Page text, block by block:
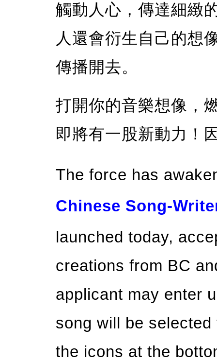
觸動人心，傳達細緻
人還會衍生自己的想
傳播開去。
打開你的音樂想像，
即將有一股新動力！
The force has
Chinese Song-
launched today,
creations from BC
applicant may enter
song will be
the icons at the